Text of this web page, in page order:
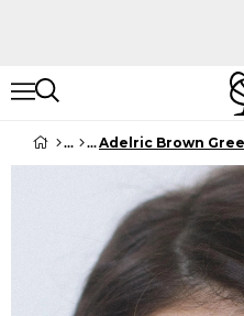
Adelric Brown